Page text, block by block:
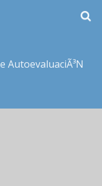
AutoevaluaciÃ³n